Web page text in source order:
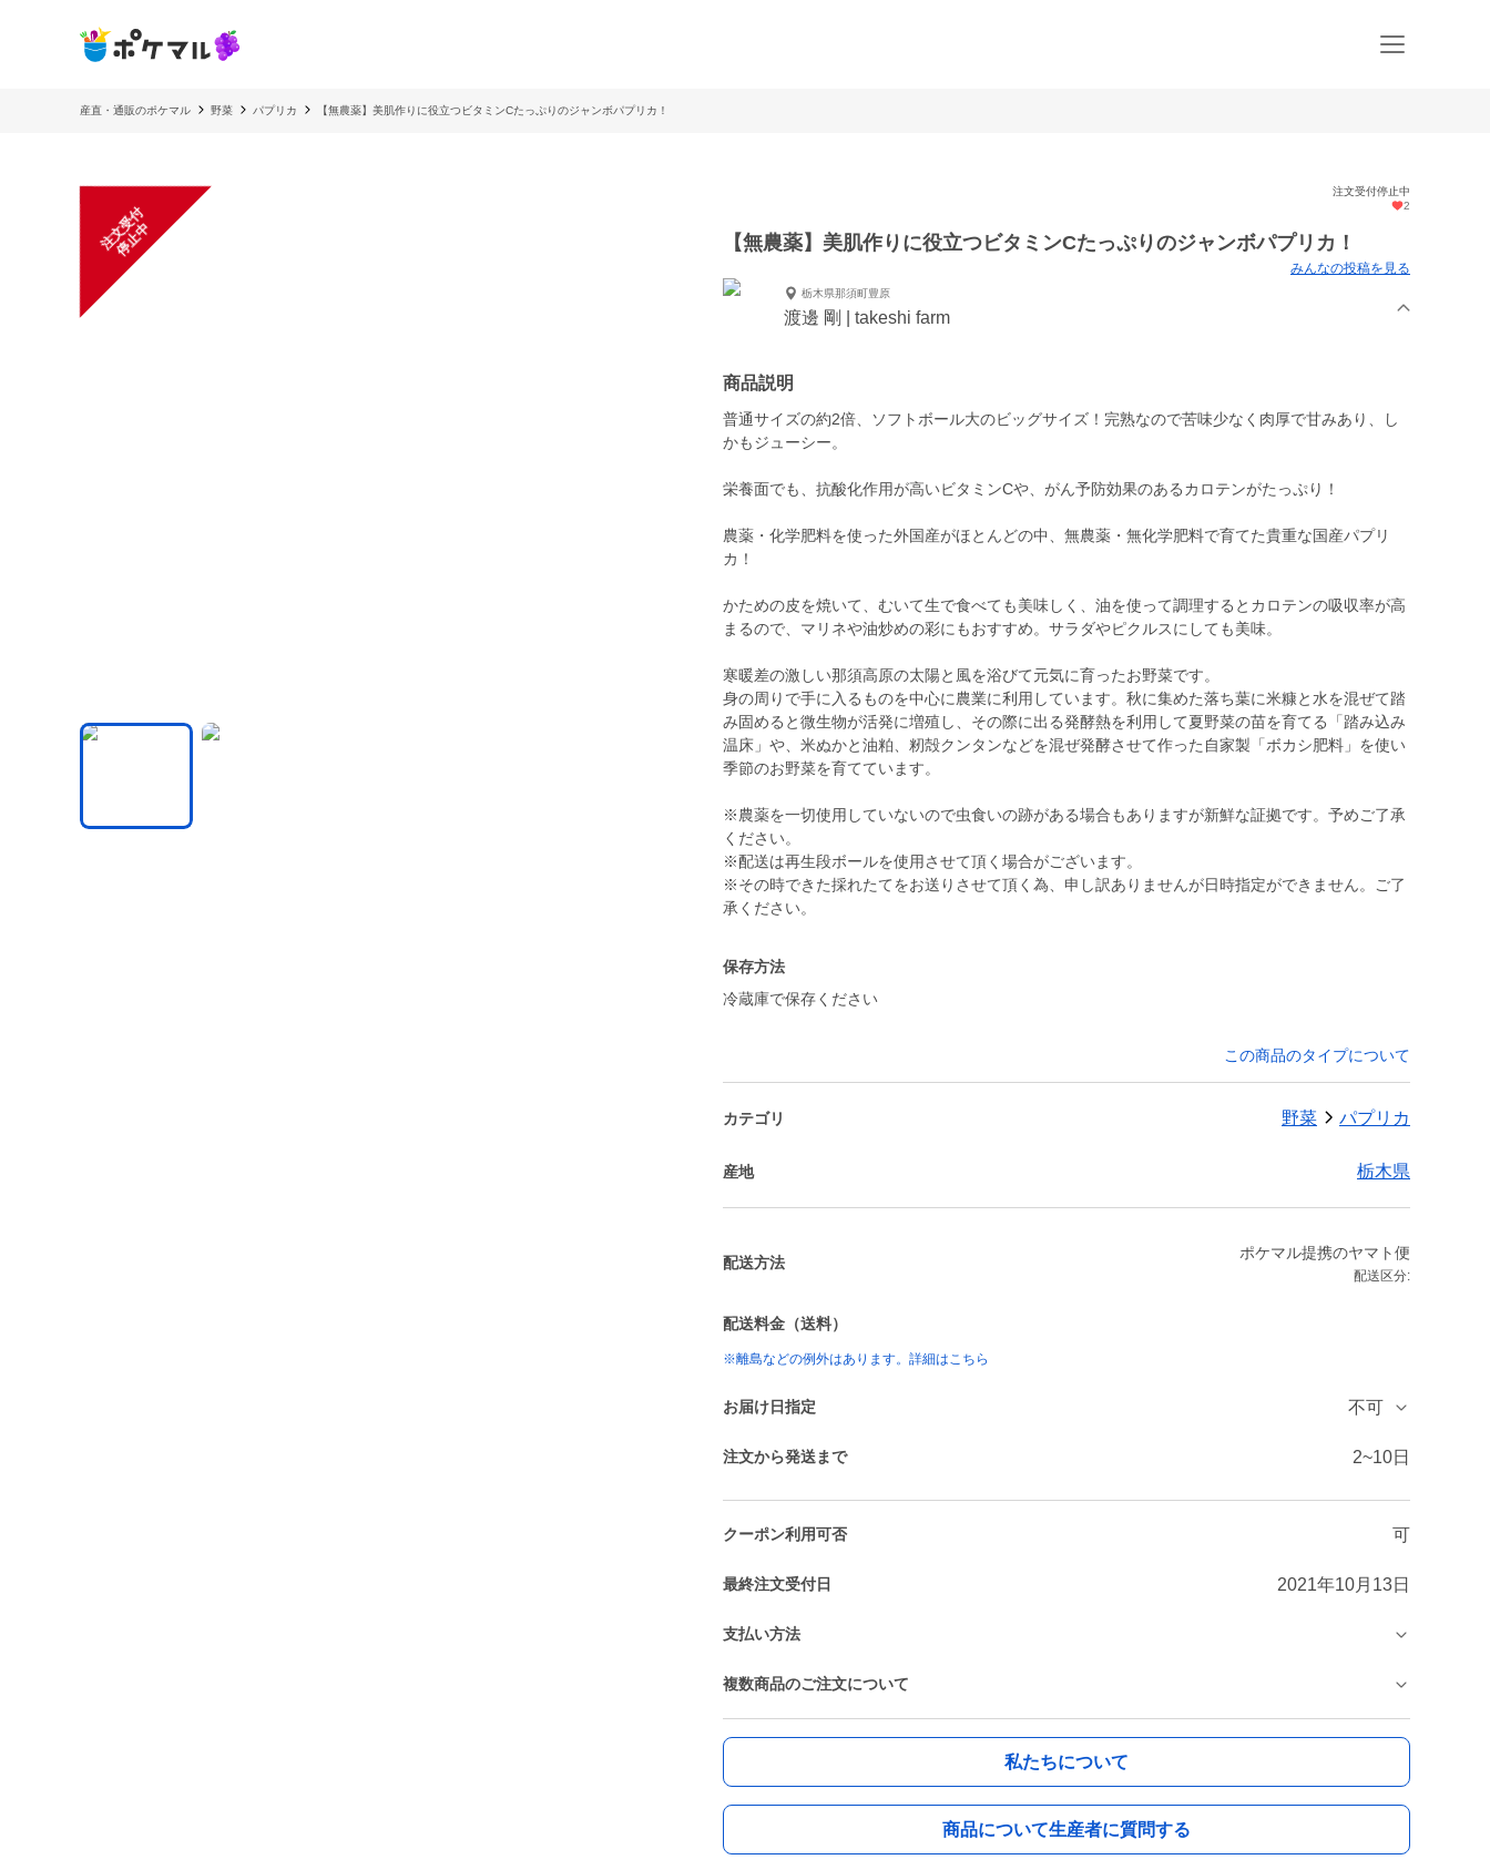
産直・通販のポケマル 野菜 パプリカ 【無農薬】美肌作りに役立つビタミンCたっぷりのジャンボパプリカ！
注
文
受
付
停
止
中
注文受付停止中
2
【無農薬】美肌作りに役立つビタミンCたっぷりのジャンボパプリカ！
みんなの投稿を見る
栃木県那須町豊原
渡邊 剛 | takeshi farm
商品説明
普通サイズの約2倍、ソフトボール大のビッグサイズ！完熟なので苦味少なく肉厚で甘みあり、し
かもジューシー。
栄養面でも、抗酸化作用が高いビタミンCや、がん予防効果のあるカロテンがたっぷり！
農薬・化学肥料を使った外国産がほとんどの中、無農薬・無化学肥料で育てた貴重な国産パプリ
カ！
かための皮を焼いて、むいて生で食べても美味しく、油を使って調理するとカロテンの吸収率が高
まるので、マリネや油炒めの彩にもおすすめ。サラダやピクルスにしても美味。
寒暖差の激しい那須高原の太陽と風を浴びて元気に育ったお野菜です。
身の周りで手に入るものを中心に農業に利用しています。秋に集めた落ち葉に米糠と水を混ぜて踏
み固めると微生物が活発に増殖し、その際に出る発酵熱を利用して夏野菜の苗を育てる「踏み込み
温床」や、米ぬかと油粕、籾殻クンタンなどを混ぜ発酵させて作った自家製「ボカシ肥料」を使い
季節のお野菜を育てています。
※農薬を一切使用していないので虫食いの跡がある場合もありますが新鮮な証拠です。予めご了承
ください。
※配送は再生段ボールを使用させて頂く場合がございます。
※その時できた採れたてをお送りさせて頂く為、申し訳ありませんが日時指定ができません。ご了
承ください。
保存方法
冷蔵庫で保存ください
この商品のタイプについて
カテゴリ 野菜 パプリカ
産地 栃木県
配送方法
ポケマル提携のヤマト便
配送区分:
配送料金（送料）
※離島などの例外はあります。詳細はこちら
お届け日指定 不可
注文から発送まで 2~10日
クーポン利用可否 可
最終注文受付日 2021年10月13日
支払い方法
複数商品のご注文について
私たちについて
商品について生産者に質問する